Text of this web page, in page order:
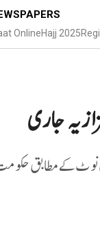
OnlineHajj 2025
جاری